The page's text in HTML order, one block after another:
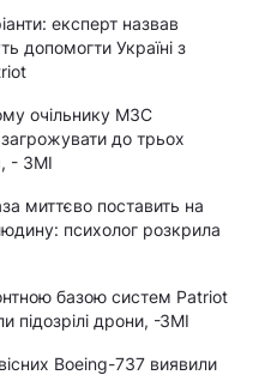
експерт назвав
допомогти Україні з
очільнику МЗС
до трьох
- ЗМІ
миттєво поставить на
психолог розкрила
базою систем Patriot
підозрілі дрони, -ЗМІ
Boeing-737 виявили